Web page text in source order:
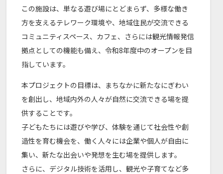
この施設は、単なる遊び場にとどまらず、多様な働き
方を支えるテレワーク環境や、地域住民が交流できる
コミュニティスペース、カフェ、さらには観光情報発信
拠点としての機能も備え、令和8年度中のオープンを目
指しています。
本プロジェクトの目標は、まちなかに新たなにぎわい
を創出し、地域内外の人々が自然に交流できる場を提
供することです。
子どもたちには遊びや学び、体験を通じて社会性や創
造性を育む機会を、働く人々には企業や個人が自由に
集い、新たな出会いや発想を生む場を提供します。
さらに、デジタル技術を活用し、観光や子育てなど多